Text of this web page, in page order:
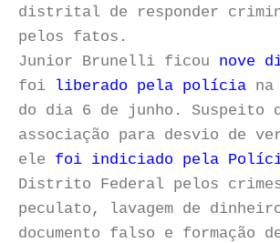
distrital de responder
pelos fatos.
Junior Brunelli ficou nove
foi
liberado pela polícia na
do dia 6 de junho. Suspeito
associação para desvio de
ele foi indiciado pela
Distrito Federal pelos
peculato, lavagem de
documento falso e formação